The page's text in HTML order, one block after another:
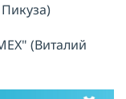
(Виталий